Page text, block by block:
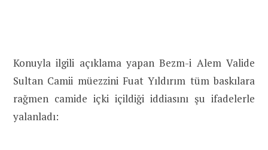
Konuyla ilgili açıklama yapan Bezm-i Alem Valide
Sultan Camii müezzini Fuat Yıldırım tüm baskılara
rağmen camide içki içildiği iddiasını şu ifadelerle
yalanladı: